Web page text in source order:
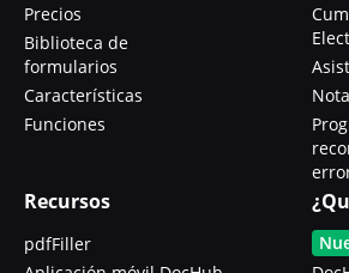
Precios
Biblioteca de
formularios
Características
Funciones
Recursos
pdfFiller